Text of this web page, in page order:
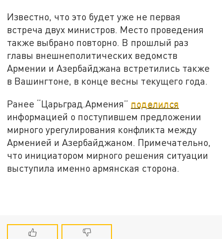
Известно, что это будет уже не первая
встреча двух министров. Место проведения
также выбрано повторно. В прошлый раз
главы внешнеполитических ведомств
Армении и Азербайджана встретились также
в Вашингтоне, в конце весны текущего года.
Ранее “Царьград.Армения” поделился
информацией о поступившем предложении
мирного урегулирования конфликта между
Арменией и Азербайджаном. Примечательно,
что инициатором мирного решения ситуации
выступила именно армянская сторона.